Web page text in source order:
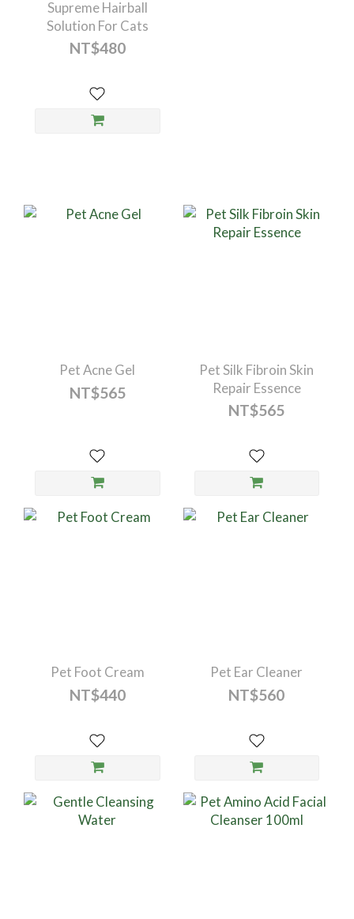
Supreme Hairball
Solution For Cats
NT$480
Pet Acne Gel
NT$565
Pet Silk Fibroin Skin
Repair Essence
NT$565
Pet Foot Cream
NT$440
Pet Ear Cleaner
NT$560